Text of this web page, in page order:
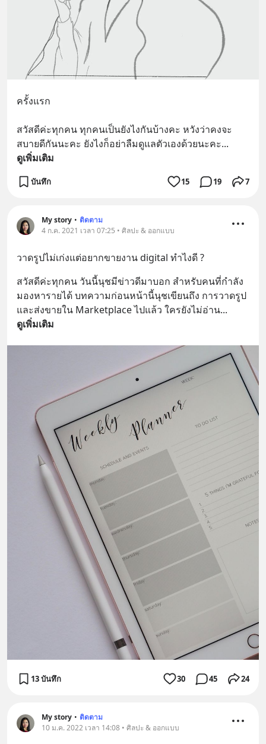
ครั้งแรก
สวัสดีค่ะทุกคน ทุกคนเป็นยังไงกันบ้างคะ หวังว่าคงจะ
สบายดีกันนะคะ ยังไงก็อย่าลืมดูแลตัวเองด้วยนะคะ...
ดูเพิ่มเติม
บันทึก 15 19 7
My story • ติดตาม
4 ก.ค. 2021 เวลา 07:25 • ศิลปะ & ออกแบบ
วาดรูปไม่เก่งแต่อยากขายงาน digital ทำไงดี ?
สวัสดีค่ะทุกคน วันนี้นุชมีข่าวดีมาบอก สำหรับคนที่กําลัง
มองหารายได้ บทความก่อนหน้านี้นุชเขียนถึง การวาดรูป
และส่งขายใน Marketplace ไปแล้ว ใครยังไม่อ่าน...
ดูเพิ่มเติม
13 บันทึก 30 45 24
My story • ติดตาม
10 ม.ค. 2022 เวลา 14:08 • ศิลปะ & ออกแบบ